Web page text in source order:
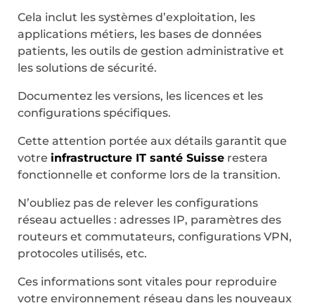
Cela inclut les systèmes d’exploitation, les
applications métiers, les bases de données
patients, les outils de gestion administrative et
les solutions de sécurité.
Documentez les versions, les licences et les
configurations spécifiques.
Cette attention portée aux détails garantit que
votre infrastructure IT santé Suisse restera
fonctionnelle et conforme lors de la transition.
N’oubliez pas de relever les configurations
réseau actuelles : adresses IP, paramètres des
routeurs et commutateurs, configurations VPN,
protocoles utilisés, etc.
Ces informations sont vitales pour reproduire
votre environnement réseau dans les nouveaux